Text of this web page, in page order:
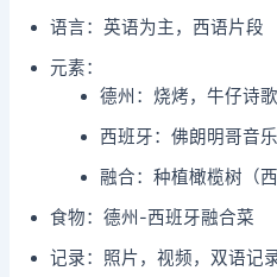
语言：英语为主，西语片段
元素：
德州：烧烤，牛仔诗
西班牙：佛朗明哥音
融合：种植橄榄树（
食物：德州-西班牙融合菜
记录：照片，视频，双语记